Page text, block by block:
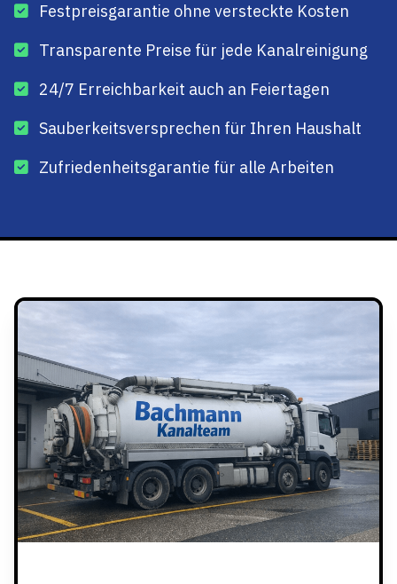
Festpreisgarantie ohne versteckte Kosten
Transparente Preise für jede Kanalreinigung
24/7 Erreichbarkeit auch an Feiertagen
Sauberkeitsversprechen für Ihren Haushalt
Zufriedenheitsgarantie für alle Arbeiten